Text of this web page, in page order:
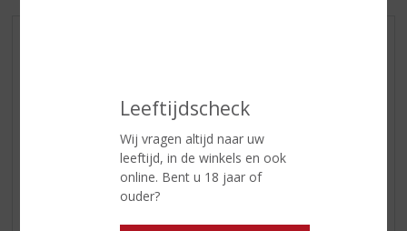
Leeftijdscheck
Wij vragen altijd naar uw
leeftijd, in de winkels en ook
online. Bent u 18 jaar of
ouder?
WHISKY VAN DE MAAND
RUM VAN DE MAAND
BIER VAN DE MAAND
SPIRIT VAN DE MAAND
EXCLUSIEF TOPSLIJTER